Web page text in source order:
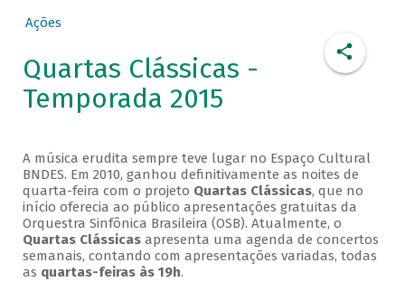
Ações
Quartas Clássicas -
Temporada 2015
A música erudita sempre teve lugar no Espaço Cultural
BNDES. Em 2010, ganhou definitivamente as noites de
quarta-feira com o projeto Quartas Clássicas, que no
início oferecia ao público apresentações gratuitas da
Orquestra Sinfônica Brasileira (OSB). Atualmente, o
Quartas Clássicasapresenta uma agenda de concertos
semanais, contando com apresentações variadas, todas
as quartas-feiras às 19h.